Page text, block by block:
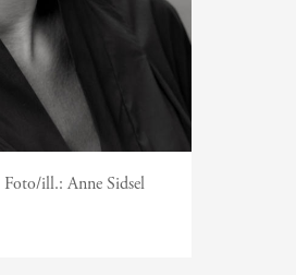
Foto/ill.:Anne Sidsel